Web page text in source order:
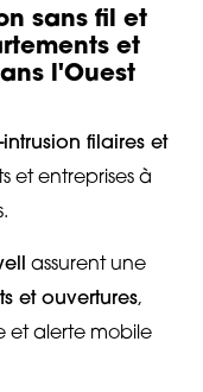
sans fil et
et
l'Ouest
filaires et
et entreprises à
assurent une
et ouvertures,
et alerte mobile